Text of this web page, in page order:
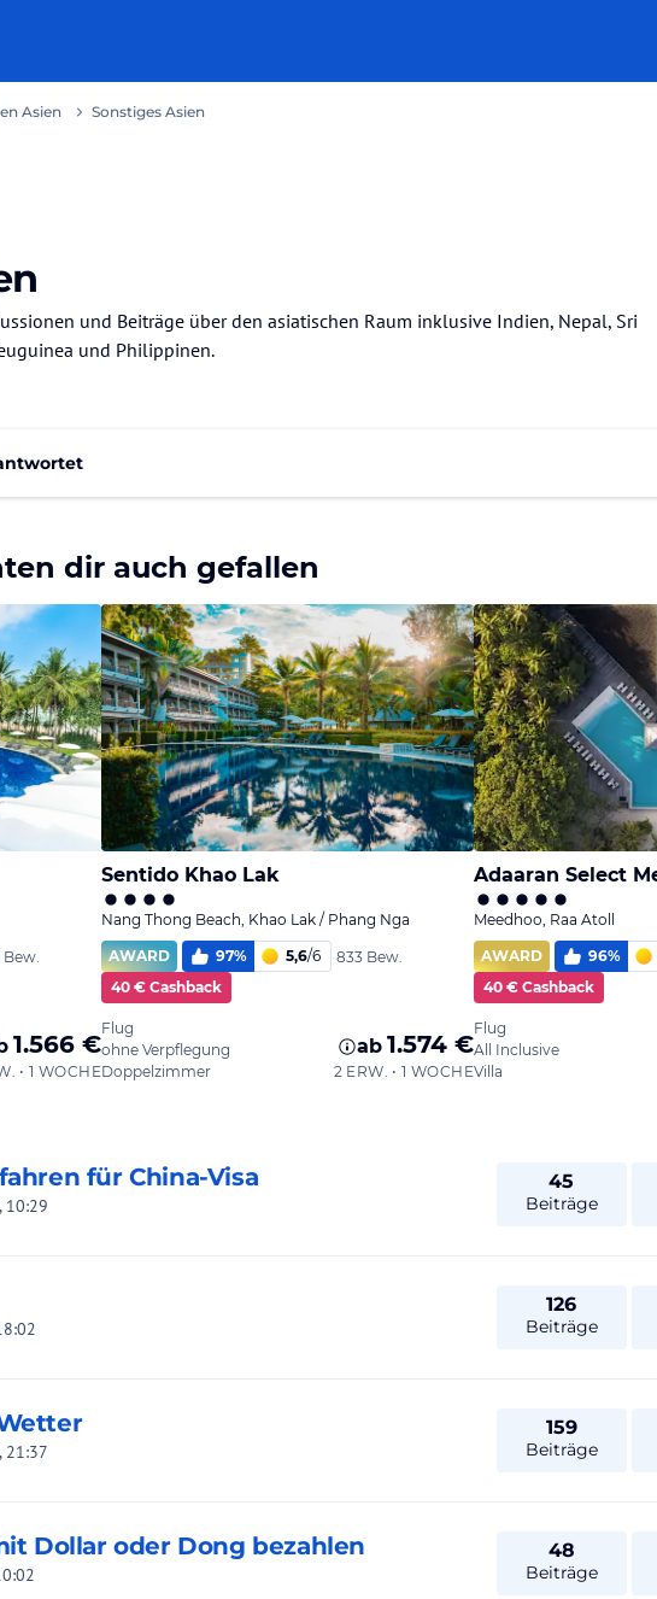
Asien Sonstiges Asien
und Beiträge über den asiatischen Raum inklusive Indien, Nepal, Sri
und Philippinen.
für China-Visa
10:29
45
Beiträge
126
Beiträge
21:37
159
Beiträge
Dollar oder Dong bezahlen 48
Beiträge